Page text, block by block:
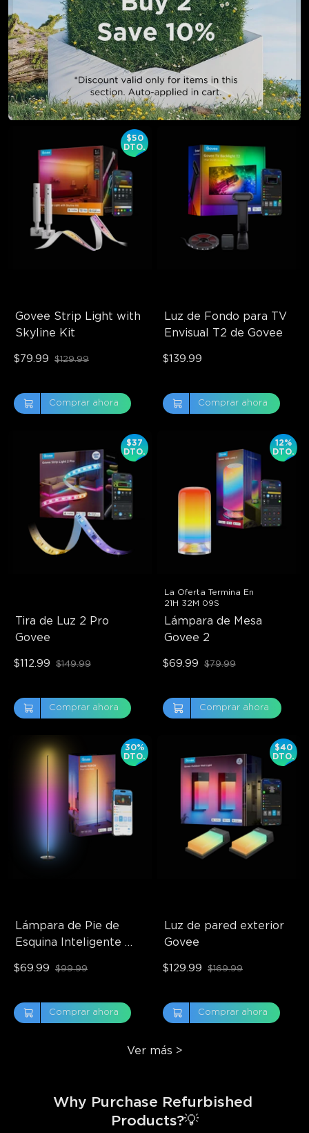
Govee Strip Light with
Skyline Kit
$50
DTO.
$79.99 $129.99
Comprar ahora
Luz de Fondo para TV
Envisual T2 de Govee
$139.99
Comprar ahora
Tira de Luz 2 Pro
Govee
$37
DTO.
$112.99 $149.99
Comprar ahora
La Oferta Termina En
21H 32M 08S
Lámpara de Mesa
Govee 2
12%
DTO.
$69.99 $79.99
Comprar ahora
Lámpara de Pie de
Esquina Inteligente
30%
DTO.
$69.99 $99.99
Comprar ahora
Luz de pared exterior
Govee
$40
DTO.
$129.99 $169.99
Comprar ahora
Ver más >
Why Purchase Refurbished
Products?💡